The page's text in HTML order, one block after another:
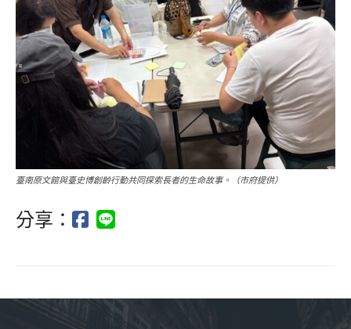
臺南原文館與臺史博創齡行動共同探索長者的生命故事。（市府提供）
分享：